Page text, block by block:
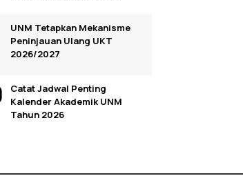
UNM Tetapkan Mekanisme
Peninjauan Ulang UKT
2026/2027
Catat Jadwal Penting
Kalender Akademik UNM
Tahun 2026